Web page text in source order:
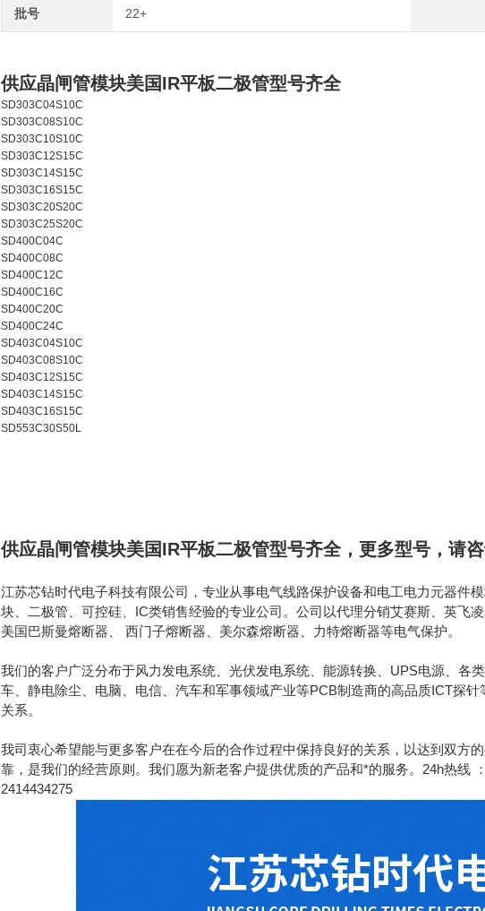
批号 22+
供应晶闸管模块美国IR平板二极管型号齐全
SD303C04S10C
SD303C08S10C
SD303C10S10C
SD303C12S15C
SD303C14S15C
SD303C16S15C
SD303C20S20C
SD303C25S20C
SD400C04C
SD400C08C
SD400C12C
SD400C16C
SD400C20C
SD400C24C
SD403C04S10C
SD403C08S10C
SD403C12S15C
SD403C14S15C
SD403C16S15C
SD553C30S50L
供应晶闸管模块美国IR平板二极管型号齐全， 更多型号，请
江苏芯钻时代电子科技有限公司，专业从事电气线路保护设备和电工电力元器件
块、二极管、可控硅、IC类销售经验的专业公司。公司以代理分销艾赛斯、英飞
美国巴斯曼熔断器、 西门子熔断器、美尔森熔断器、力特熔断器等电气保护。
我们的客户广泛分布于风力发电系统、光伏发电系统、能源转换、UPS电源、各
车、静电除尘、电脑、电信、汽车和军事领域产业等PCB制造商的高品质ICT探
关系。
我司衷心希望能与更多客户在在今后的合作过程中保持良好的关系，以达到双方
靠，是我们的经营原则。我们愿为新老客户提供优质的产品和*的服务。24h热线
2414434275